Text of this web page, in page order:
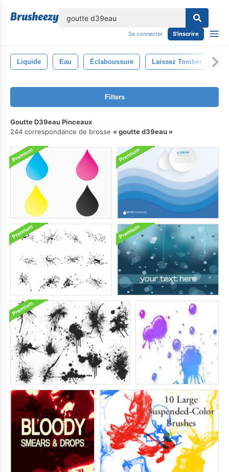
Se connecter S'inscrire
Liquide Eau Éclaboussure Laissez Tomber
Filters
Goutte D39eau Pinceaux
244 correspondance de brosse
goutte d39eau